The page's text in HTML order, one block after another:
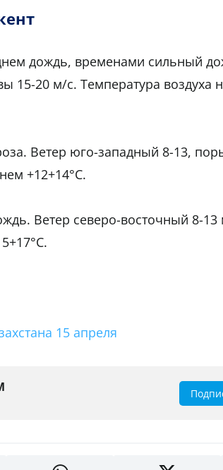
дождь, временами сильный
15-20 м/с. Температура воздуха
Ветер юго-западный 8-13,
+12+14°С.
Ветер северо-восточный 8-
15 апреля